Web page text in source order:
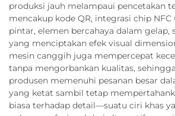
produksi jauh melampaui pencetakan
mencakup kode QR, integrasi chip
pintar, elemen bercahaya dalam gelap,
yang menciptakan efek visual
mesin canggih juga mempercepat
tanpa mengorbankan kualitas,
produsen memenuhi pesanan besar
yang ketat sambil tetap
biasa terhadap detail—suatu ciri khas